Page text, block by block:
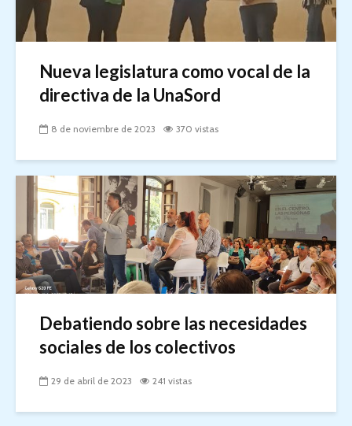
Nueva legislatura como vocal de la
directiva de la UnaSord
8 de noviembre de 2023 370 vistas
Debatiendo sobre las necesidades
sociales de los colectivos
29 de abril de 2023 241 vistas